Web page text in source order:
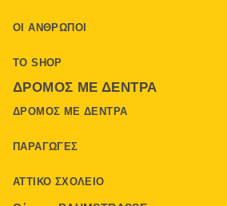
ΟΙ ΆΝΘΡΩΠΟΙ
ΤΟ SHOP
ΔΡΌΜΟΣ ΜΕ ΔΈΝΤΡΑ
ΔΡΌΜΟΣ ΜΕ ΔΈΝΤΡΑ
ΠΑΡΑΓΩΓΈΣ
ΑΤΤΙΚΌ ΣΧΟΛΕΊΟ